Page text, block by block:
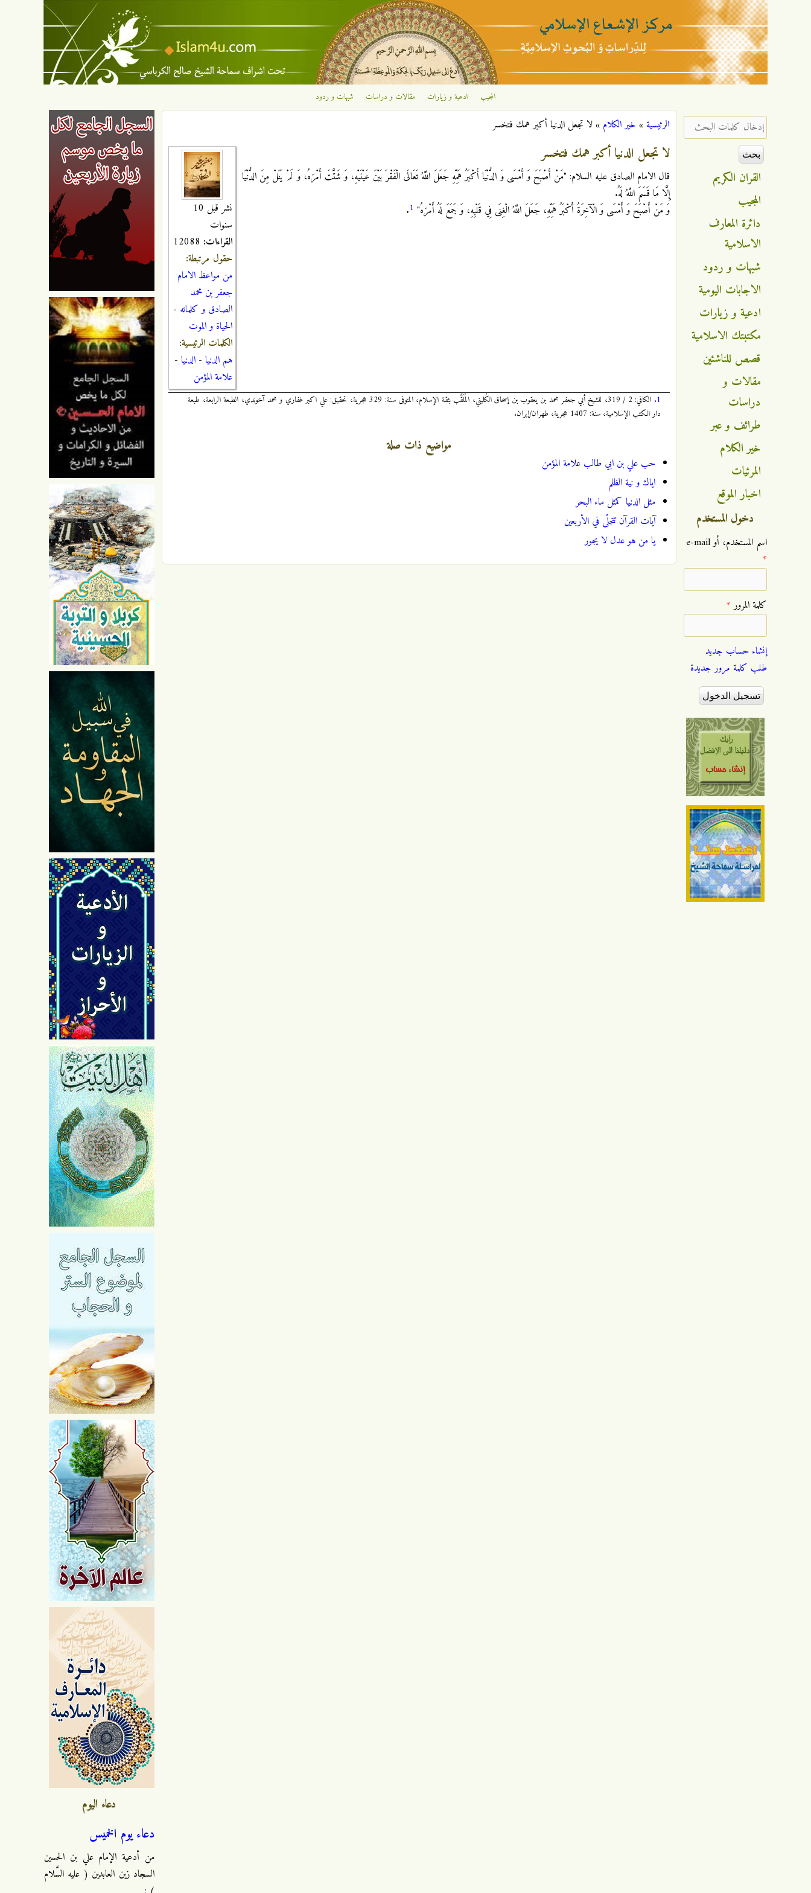
تجاوز إلى المحتوى الرئيسي
الإشعاع
الإسلامي
المجيب ادعية و زيارات مقالات و دراسات شبهات و ردود
أنت هنا
الرئيسية» خير الكلام »لا تجعل الدنيا أكبر همك فتخسر
نشر قبل 10
سنوات
القراءات:
حقول مرتبطة:
من مواعظ الامام
جعفر بن محمد
الصادق و كلماته -
الحياة و الموت
الكلمات الرئيسية:
هم الدنيا - الدنيا -
علامة المؤمن
لا تجعل الدنيا أكبر همك فتخسر
قال الامام الصادق عليه السلام: "مَنْ‏ أَصْبَحَ‏ وَ أَمْسَى وَ الدُّنْيَا أَكْبَرُ هَمِّهِ جَعَلَ اللَّهُ تَعَالَى الْفَقْرَ بَيْنَ عَيْنَيْهِ، وَ شَتَّتَ أَمْرَهُ، وَ لَمْ يَنَلْ مِنَ الدُّنْيَا
إِلَّا مَا قَسَمَ اللَّهُ لَهُ.
وَ مَنْ‏ أَصْبَحَ‏ وَ أَمْسَى وَ الْآخِرَةُ أَكْبَرُ هَمِّهِ، جَعَلَ اللَّهُ الْغِنَى فِي قَلْبِهِ، وَ جَمَعَ لَهُ أَمْرَهُ" 1
.
1.
الكافي: 2 / 319، للشيخ أبي جعفر محمد بن يعقوب بن إسحاق الكُليني، المُلَقَّب بثقة الإسلام، المتوفى سنة: 329 هجرية، تحقيق: علي اكبر غفاري و محمد آخوندي، الطبعة الرابعة، طبعة
دار الكتب الإسلامية، سنة: 1407 هجرية، طهران/إيران.
مواضيع ذات صلة
حب علي بن ابي طالب علامة المؤمن
اياك و نية الظلم
مثل الدنيا كمثل ماء البحر
آيات القرآن تتجلّى في الأربعين
يا من هو عدل لا يجور
دعاء اليوم
دعاء يوم الخميس
من أدعية الإمام علي بن الحسين
السجاد زين العابدين ( عليه السَّلام
‏إدخال كلمات البحث ‏
القران الكريم
المجيب
دائرة المعارف
الاسلامية
شبهات و ردود
الاجابات اليومية
ادعية و زيارات
مكتبتك الاسلامية
قصص للناشئين
مقالات و
دراسات
طرائف و عبر
خير الكلام
المرئيات
اخبار الموقع
دخول المستخدم
‏اسم المستخدم، أو e-mail
*
‏كلمة المرور ‏*
إنشاء حساب جديد
طلب كلمة مرور جديدة